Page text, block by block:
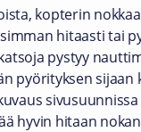
kopterin
hitaasti tai
pystyy
pyörityksen sijaan
hyvin hitaan